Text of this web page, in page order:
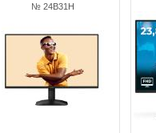
№ 24B31H